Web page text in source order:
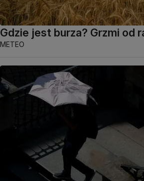
Gdzie jest burza? Grzmi od
METEO